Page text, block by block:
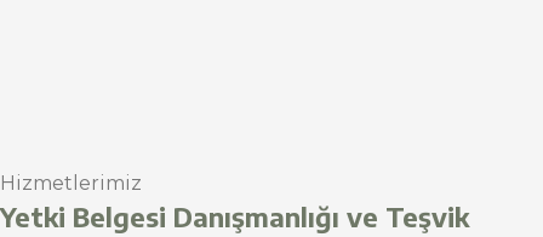
Hizmetlerimiz
Yetki Belgesi Danışmanlığı ve Teşvik